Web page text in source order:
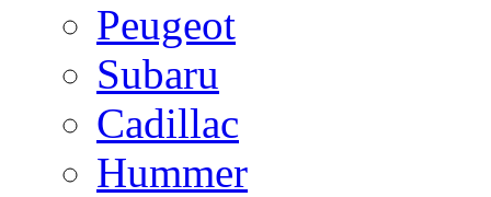
Peugeot
Subaru
Cadillac
Hummer